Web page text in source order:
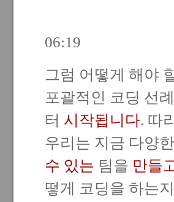
06:19
그럼 어떻게 해야
포괄적인 코딩 선
터 시작됩니다. 따
우리는 지금 다양
수 있는 팀을 만들
떻게 코딩을 하는